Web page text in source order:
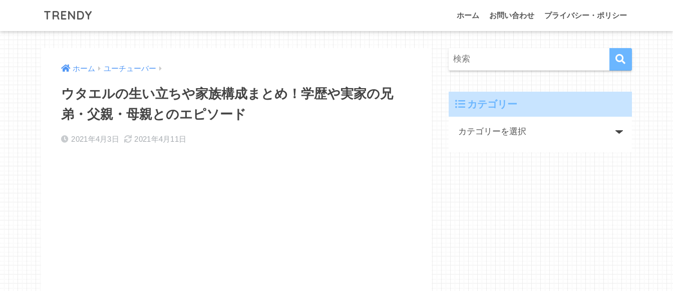
TRENDY ホーム お問い合わせ プライバシー・ポリシー
ホーム ユーチューバー
ウタエルの生い立ちや家族構成まとめ！学歴や実家の兄
弟・父親・母親とのエピソード
2021年4月3日 2021年4月11日
カテゴリー